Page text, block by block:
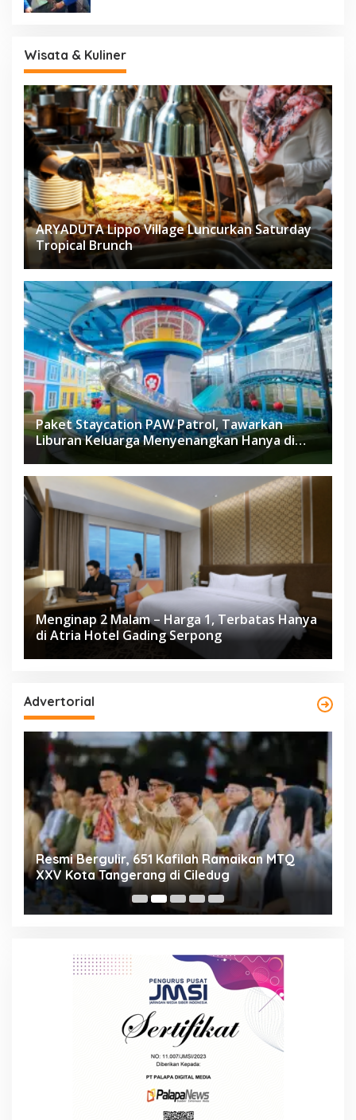
Wisata & Kuliner
ARYADUTA Lippo Village Luncurkan Saturday
Tropical Brunch
Paket Staycation PAW Patrol, Tawarkan
Liburan Keluarga Menyenangkan Hanya di
Herloom Hotel BSD
Menginap 2 Malam – Harga 1, Terbatas Hanya
di Atria Hotel Gading Serpong
Advertorial
Resmi Bergulir, 651 Kafilah Ramaikan MTQ
XXV Kota Tangerang di Ciledug